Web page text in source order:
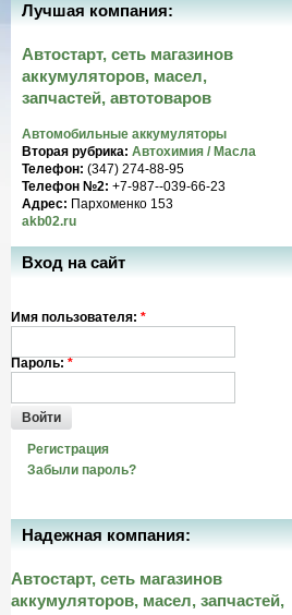
Лучшая компания:
Автостарт, сеть магазинов
аккумуляторов, масел,
запчастей, автотоваров
Автомобильные аккумуляторы
Вторая рубрика: Автохимия / Масла
Телефон: (347) 274-88-95
Телефон №2: +7-987--039-66-23
Адрес: Пархоменко 153
akb02.ru
Вход на сайт
Имя пользователя: *
Пароль: *
Войти
Регистрация
Забыли пароль?
Надежная компания:
Автостарт, сеть магазинов
аккумуляторов, масел, запчастей,